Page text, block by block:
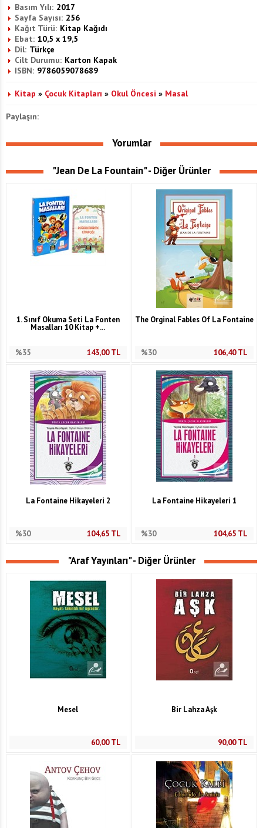
Basım Yılı: 2017
Sayfa Sayısı: 256
Kağıt Türü: Kitap Kağıdı
Ebat: 10,5 x 19,5
Dil: Türkçe
Cilt Durumu: Karton Kapak
ISBN: 9786059078689
Kitap » Çocuk Kitapları » Okul Öncesi » Masal
Paylaşın:
Yorumlar
"Jean De La Fountain" - Diğer Ürünler
1. Sınıf Okuma Seti La Fonten
Masalları 10 Kitap +...
%35 143,00TL
The Orginal Fables Of La Fontaine
%30 106,40TL
La Fontaine Hikayeleri 2
%30 104,65TL
La Fontaine Hikayeleri 1
%30 104,65 TL
"Araf Yayınları" - Diğer Ürünler
Mesel
60,00TL
Bir Lahza Aşk
90,00TL